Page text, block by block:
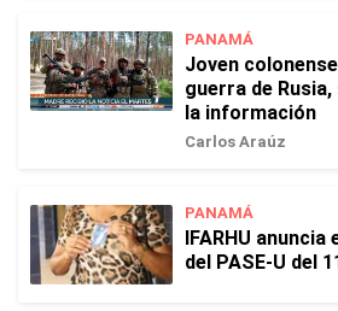
PANAMÁ
Joven
guerra de
la información
Carlos Araúz
PANAMÁ
IFARHU
del PASE-U del